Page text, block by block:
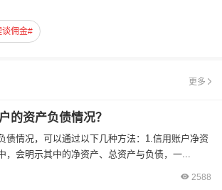
谈佣金#
更多
的资产负债情况？
债情况，可以通过以下几种方法：1.信用账户净资
，会明示其中的净资产、总资产与负债，一...
2588